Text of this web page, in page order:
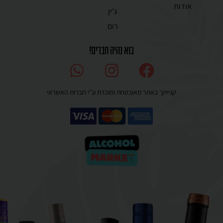
ג'ין
רום
אודות
בוא נהיה חברים!
קנייתך באתר מאובטחת ומוכרת ע”י חברות האשראי